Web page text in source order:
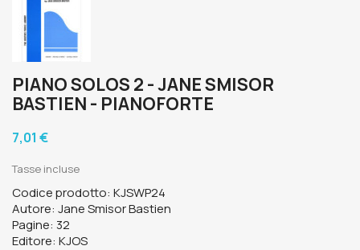
PIANO SOLOS 2 - JANE SMISOR
BASTIEN - PIANOFORTE
7,01 €
Tasse incluse
Codice prodotto: KJSWP24
Autore: Jane Smisor Bastien
Pagine: 32
Editore: KJOS